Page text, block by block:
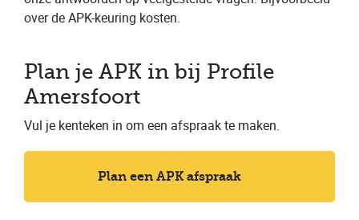
over de APK-keuring kosten.
Plan je APK in bij Profile
Amersfoort
Vul je kenteken in om een afspraak te maken.
Plan een APK afspraak